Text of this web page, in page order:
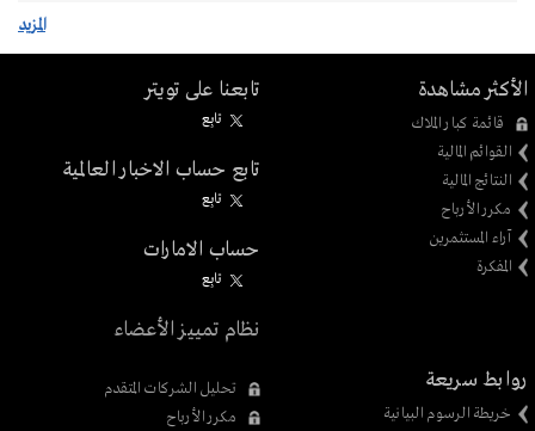
المزيد
الأكثر مشاهدة
قائمة كبار الملاك
القوائم المالية
النتائج المالية
مكرر الأرباح
آراء المستثمرين
المفكرة
تابعنا على تويتر
تابِع
تابع حساب الاخبار العالمية
تابِع
حساب الامارات
تابِع
نظام تمييز الأعضاء
روابط سريعة
خريطة الرسوم البيانية
تحليل الشركات المتقدم
مكرر الأرباح